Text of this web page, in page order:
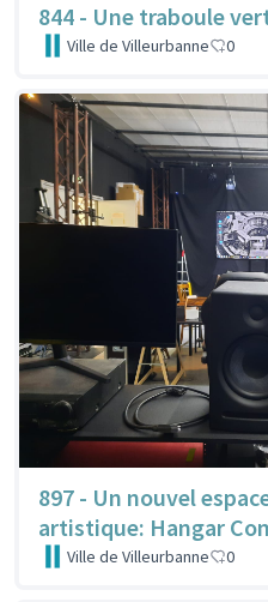
844 - Une traboule
Ville de Villeurbanne 0
897 - Un nouvel
artistique: Hangar
Ville de Villeurbanne 0